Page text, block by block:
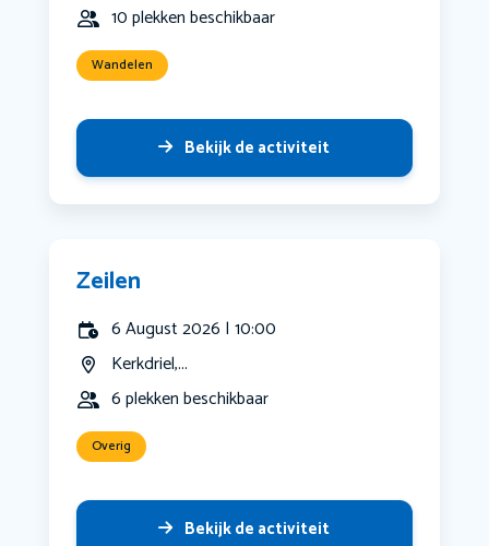
10 plekken beschikbaar
Wandelen
Bekijk de activiteit
Zeilen
6 August 2026 | 10:00
Kerkdriel,...
6 plekken beschikbaar
Overig
Bekijk de activiteit